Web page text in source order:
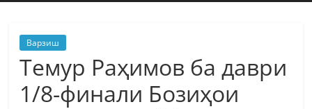
Варзиш
Темур Раҳимов ба даври
1/8-финали Бозиҳои